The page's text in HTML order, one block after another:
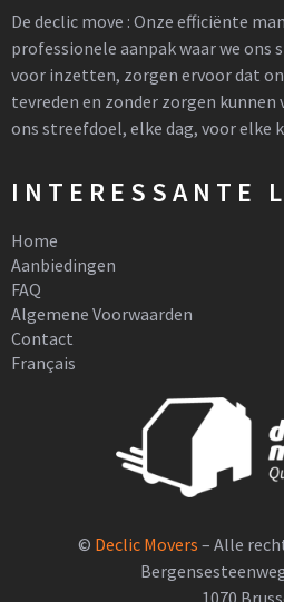
De declic move : Onze efficiënte
professionele aanpak waar we ons
voor inzetten, zorgen ervoor dat
tevreden en zonder zorgen kunnen
ons streefdoel, elke dag, voor elke
INTERESSANTE
Home
Aanbiedingen
FAQ
Algemene Voorwaarden
Contact
Français
© Declic Movers – Alle